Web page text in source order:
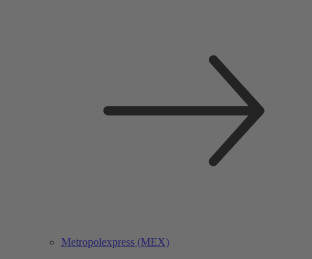
Metropolexpress (MEX)